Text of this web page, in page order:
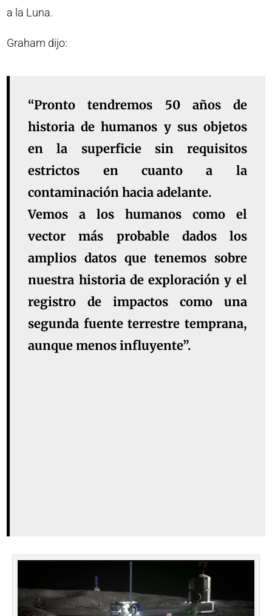
a la Luna.
Graham dijo:
“Pronto tendremos 50 años de
historia de humanos y sus objetos
en la superficie sin requisitos
estrictos en cuanto a la
contaminación hacia adelante.
Vemos a los humanos como el
vector más probable dados los
amplios datos que tenemos sobre
nuestra historia de exploración y el
registro de impactos como una
segunda fuente terrestre temprana,
aunque menos influyente”.